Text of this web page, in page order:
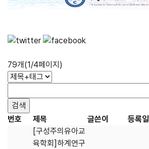
79개(1/4페이지)
번호 제목 글쓴이 등록일
[구성주의유아교
육학회]하계연구